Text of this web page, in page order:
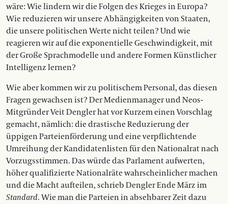
wäre: Wie lindern wir die Folgen des Krieges in Europa?
Wie reduzieren wir unsere Abhängigkeiten von Staaten,
die unsere politischen Werte nicht teilen? Und wie
reagieren wir auf die exponentielle Geschwindigkeit, mit
der Große Sprachmodelle und andere Formen Künstlicher
Intelligenz lernen?
Wie aber kommen wir zu politischem Personal, das diesen
Fragen gewachsen ist? Der Medienmanager und Neos-
Mitgründer Veit Dengler hat vor Kurzem einen Vorschlag
gemacht, nämlich: die drastische Reduzierung der
üppigen Parteienförderung und eine verpflichtende
Umreihung der Kandidatenlisten für den Nationalrat nach
Vorzugsstimmen. Das würde das Parlament aufwerten,
höher qualifizierte Nationalräte wahrscheinlicher machen
und die Macht aufteilen, schrieb Dengler Ende März im
Standard. Wie man die Parteien in absehbarer Zeit dazu